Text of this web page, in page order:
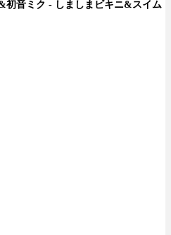
初音ミク - しましまビキニ&スイム